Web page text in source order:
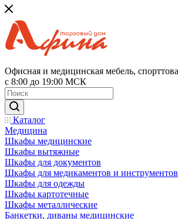
Офисная и медицинская мебель,
с 8:00 до 19:00 МСК
Каталог
Медицина
Шкафы медицинские
Шкафы вытяжные
Шкафы для документов
Шкафы для медикаментов и инструментов
Шкафы для одежды
Шкафы картотечные
Шкафы металлические
Банкетки, диваны медицинские